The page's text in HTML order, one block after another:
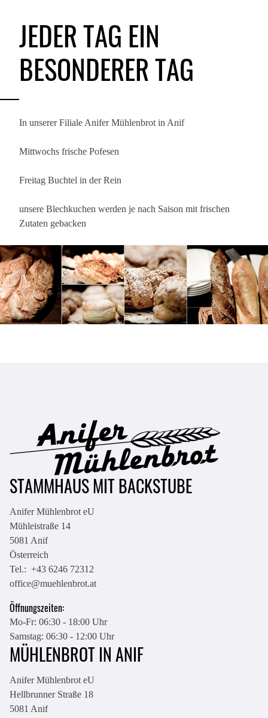
JEDER TAG EIN
BESONDERER TAG
In unserer Filiale Anifer Mühlenbrot in Anif
Mittwochs frische Pofesen
Freitag Buchtel in der Rein
unsere Blechkuchen werden je nach Saison mit frischen
Zutaten gebacken
STAMMHAUS MIT BACKSTUBE
Anifer Mühlenbrot eU
Mühleistraße 14
5081 Anif
Österreich
Tel.: +43 6246 72312
office@muehlenbrot.at
Öffnungszeiten:
Mo-Fr: 06:30 - 18:00 Uhr
Samstag: 06:30 - 12:00 Uhr
MÜHLENBROT IN ANIF
Anifer Mühlenbrot eU
Hellbrunner Straße 18
5081 Anif